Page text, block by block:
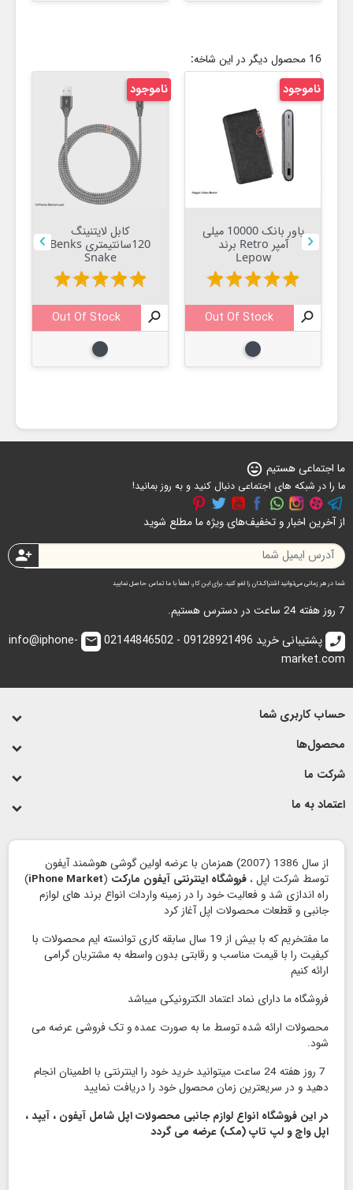
16 محصول دیگر در این شاخه:

پاور بانک 10000 میلی
آمپر Retro برند
Lepow
star
star
star
star
star

Out Of Stock
مشکی
ناموجود
کابل لایتنینگ
120سانتیمتری Benks
Snake
star
star
star
star
star

Out Of Stock
مشکی
ناموجود

ما اجتماعی هستیم sentiment_very_satisfied
ما را در شبکه های اجتماعی دنبال کنید و به روز بمانید!
از آخرین اخبار و تخفیف‌های ویژه ما مطلع شوید
person_add
شما در هر زمانی می‌توانید اشتراک‌تان را لغو کنید. برای این کار، لطفاً با ما تماس حاصل نمایید
7 روز هفته 24 ساعت در دسترس هستیم.
call پشتیبانی خرید 09128921496 - 02144846502 email
info@iphone-
market.com
حساب کاربری شما
محصول‌ها
شرکت ما
اعتماد به ما
از سال 1386 (2007) همزمان با عرضه اولین گوشی هوشمند آیفون
توسط شرکت اپل ، فروشگاه اینترنتی آیفون مارکت (
iPhone Market
)
راه اندازی شد و فعالیت خود را در زمینه واردات انواع برند های لوازم
جانبی و قطعات محصولات اپل آغاز کرد
ما مفتخریم که با بیش از 19 سال سابقه کاری توانسته ایم محصولات با
کیفیت را با قیمت مناسب و رقابتی بدون واسطه به مشتریان گرامی
ارائه کنیم
فروشگاه ما دارای نماد اعتماد الكترونیكی میباشد
محصولات ارائه شده توسط ما به صورت عمده و تک فروشی عرضه می
شود.
7 روز هفته 24 ساعت میتوانید خرید خود را اینترنتی با اطمینان انجام
دهید و در سریعترین زمان محصول خود را دریافت نمایید
در این فروشگاه انواع لوازم جانبی محصولات اپل شامل آیفون ، آیپد ،
اپل واچ و لپ تاپ (مک) عرضه می گردد